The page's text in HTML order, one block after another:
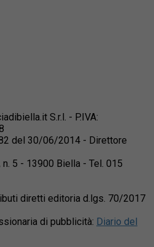
S.r.l. - P.IVA:
del 30/06/2014 - Direttore
5 - 13900 Biella - Tel. 015
diretti editoria d.lgs. 70/2017
di pubblicità: Diario del